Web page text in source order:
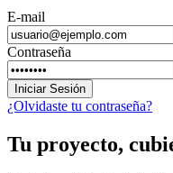
E-mail
Contraseña
Iniciar Sesión
¿Olvidaste tu contraseña?
Tu proyecto,